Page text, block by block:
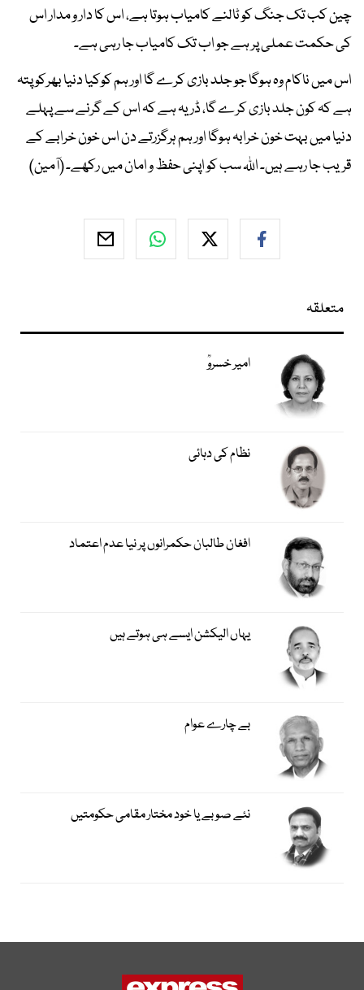
چین کب تک جنگ کو ٹالنے کامیاب ہوتا ہے، اس کا دار و مدار اس
کی حکمت عملی پر ہے جو اب تک کامیاب جا رہی ہے۔
اس میں ناکام وہ ہوگا جو جلد بازی کرے گا اور ہم کوکیا دنیا بھرکو پتہ
ہے کہ کون جلد بازی کرے گا، ڈر یہ ہے کہ اس کے گرنے سے پہلے
دنیا میں بہت خون خرابہ ہوگا اور ہم ہرگزرتے دن اس خون خرابے کے
قریب جا رہے ہیں۔ اللہ سب کو اپنی حفظ و امان میں رکھے۔ (آمین)
متعلقہ
امیر خسروؒ
نظام کی دہائی
افغان طالبان حکمرانوں پر نیا عدم اعتماد
یہاں الیکشن ایسے ہی ہوتے ہیں
بے چارے عوام
نئے صوبے یا خود مختار مقامی حکومتیں